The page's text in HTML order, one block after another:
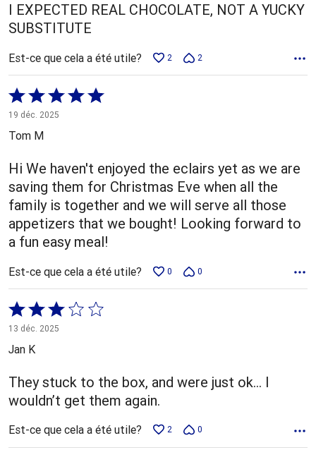
I EXPECTED REAL CHOCOLATE, NOT A YUCKY
SUBSTITUTE
Est-ce que cela a été utile? 2 2
Coté
5 sur
5
19 déc. 2025
Tom M
Hi We haven't enjoyed the eclairs yet as we are
saving them for Christmas Eve when all the
family is together and we will serve all those
appetizers that we bought! Looking forward to
a fun easy meal!
Est-ce que cela a été utile? 0 0
Coté
3 sur
5
13 déc. 2025
Jan K
They stuck to the box, and were just ok… I
wouldn’t get them again.
Est-ce que cela a été utile? 2 0